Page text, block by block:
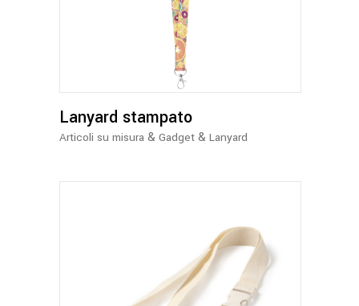
Lanyard stampato
Articoli su misura & Gadget & Lanyard